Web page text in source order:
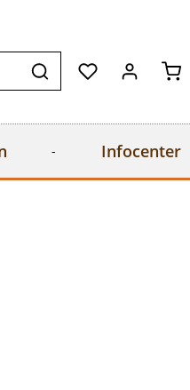
Infocenter